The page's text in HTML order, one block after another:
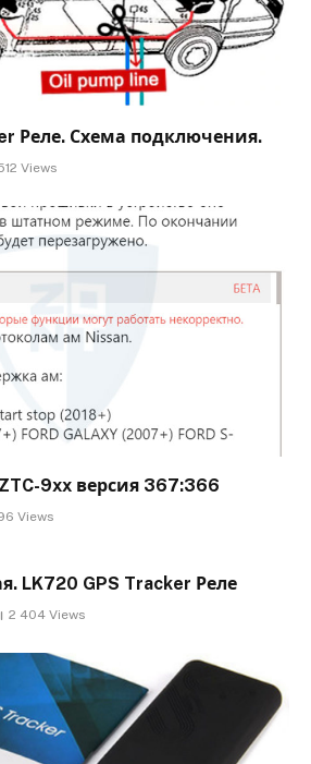
Реле. Схема подключения.
Views
9xx версия 367:366
Views
LK720 GPS Tracker Реле
2 404 Views